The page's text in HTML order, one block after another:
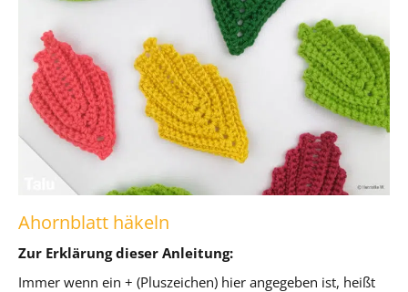
Ahornblatt häkeln
Zur Erklärung dieser Anleitung:
Immer wenn ein + (Pluszeichen) hier angegeben ist, heißt